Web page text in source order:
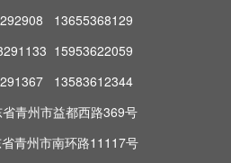
13655368129
15953622059
13583612344
青州市益都西路369号
青州市南环路11117号